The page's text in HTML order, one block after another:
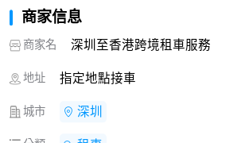
商家信息
商家名 深圳至香港跨境租車服務
地址 指定地點接車
城市 深圳